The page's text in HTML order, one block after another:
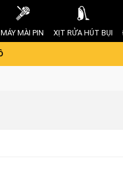
MÁY MÀI PIN XỊT RỬA HÚT BỤI